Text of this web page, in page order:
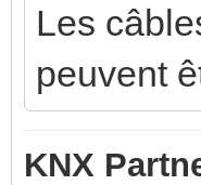
Les
peuvent
KNX